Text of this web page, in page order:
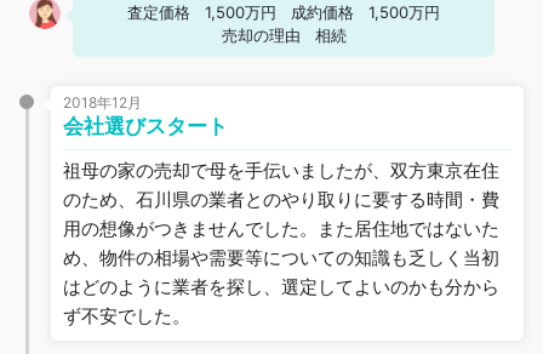
査定価格
1,500万円 成約価格
1,500万円
売却の理由
相続
2018年12月
会社選びスタート
祖母の家の売却で母を手伝いましたが、双方東京在住
のため、石川県の業者とのやり取りに要する時間・費
用の想像がつきませんでした。また居住地ではないた
め、物件の相場や需要等についての知識も乏しく当初
はどのように業者を探し、選定してよいのかも分から
ず不安でした。